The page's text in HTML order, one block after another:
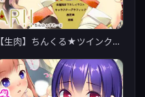
【生肉】ちんくる★ツインクル フェスティバル！